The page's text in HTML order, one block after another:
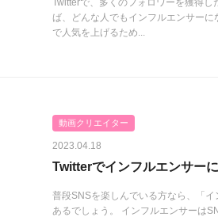
Twitterで、多くのフォロワーを獲得
ば、どんな人でもインフルエンサー
で人気を上げるため...
動画クリエイター
2023.04.18
Twitterでインフルエンサー
普段SNSを楽しんでいる方なら、「
あるでしょう。 インフルエンサーは